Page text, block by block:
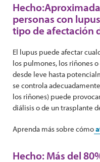
personas con
tipo de afectación
El lupus puede afectar
los pulmones, los riñones
desde leve hasta
se controla
los riñones) puede
diálisis o de un trasplante
Aprenda más sobre cómo
Hecho: Más del